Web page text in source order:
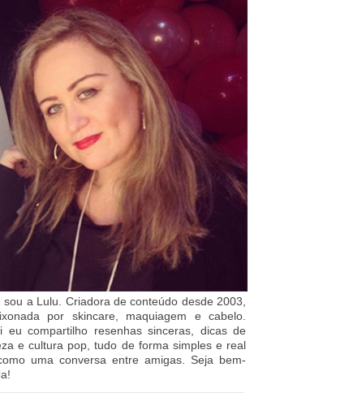
sou a Lulu. Criadora de conteúdo desde 2003,
por skincare, maquiagem e cabelo.
eu compartilho resenhas sinceras, dicas de
e cultura pop, tudo de forma simples e real
uma conversa entre amigas. Seja bem-